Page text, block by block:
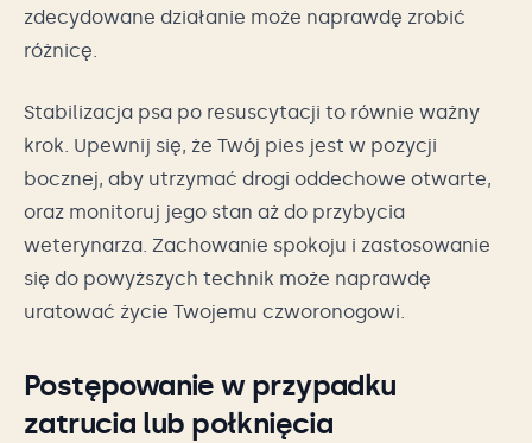
zdecydowane działanie może naprawdę zrobić
różnicę.
Stabilizacja psa po resuscytacji to równie ważny
krok. Upewnij się, że Twój pies jest w pozycji
bocznej, aby utrzymać drogi oddechowe otwarte,
oraz monitoruj jego stan aż do przybycia
weterynarza. Zachowanie spokoju i zastosowanie
się do powyższych technik może naprawdę
uratować życie Twojemu czworonogowi.
Postępowanie w przypadku
zatrucia lub połknięcia